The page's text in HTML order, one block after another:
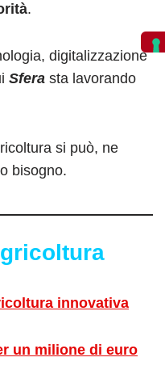
.
digitalizzazione
Sfera sta lavorando
si può, ne
bisogno.
innovativa
un milione di euro